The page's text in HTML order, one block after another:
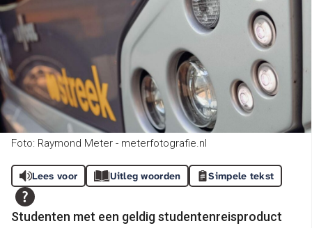
Foto: Raymond Meter - meterfotografie.nl
Lees voor Uitleg woorden Simpele tekst
Studenten met een geldig studentenreisproduct